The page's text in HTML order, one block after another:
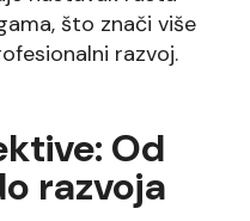
što znači više
razvoj.
Od
razvoja